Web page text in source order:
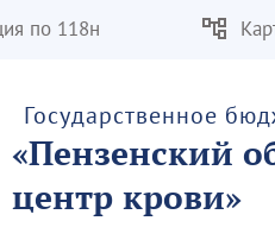
по 118н
Государственное
«Пензенский
центр крови»